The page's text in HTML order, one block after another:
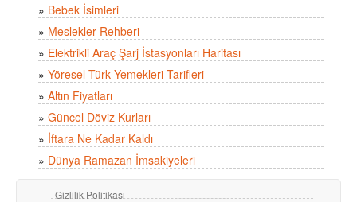
» Bebek İsimleri
» Meslekler Rehberi
» Elektrikli Araç Şarj İstasyonları Haritası
» Yöresel Türk Yemekleri Tarifleri
» Altın Fiyatları
» Güncel Döviz Kurları
» İftara Ne Kadar Kaldı
» Dünya Ramazan İmsakiyeleri
Gizlilik Politikası